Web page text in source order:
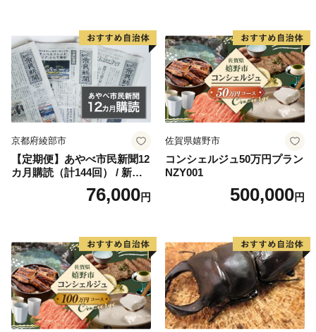
さらには、伝統的な手仕事の工芸品から日本中で人気の
最新ビーズクッションなど取り揃えております。
地域産業を盛り立てるため、事業者さんはじめ会津坂下
町も一丸となって頑張っておりますので、皆様の変わら
ぬご支援を賜りますようお願い申し上げます。
会津坂下
町長 古 川 庄 平
京都府綾部市
【定期便】あやべ市民新聞12
カ月購読（計144回） / 新聞
情報誌 定期購読 綾部市 / 株
式会社あやべ市民新聞社［B
76,000円
佐賀県嬉野市
コンシェルジュ50万円プラン
NZY001
500,000円